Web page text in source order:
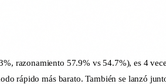
razonamiento 57.9% vs 54.7%), es 4
rápido más barato. También se lanzó